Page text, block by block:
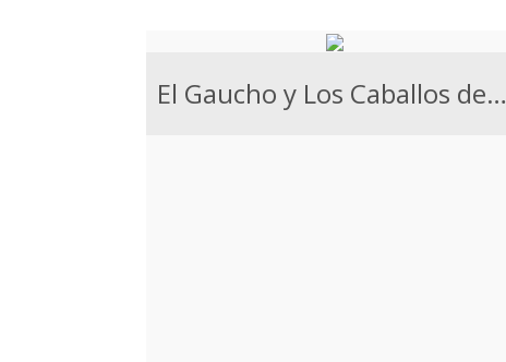
El Gaucho y Los Caballos de Viento